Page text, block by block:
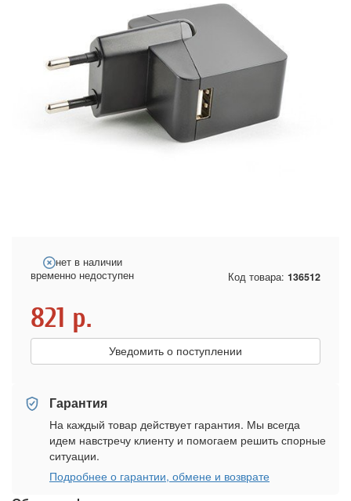
нет в наличии
временно недоступен
Код товара: 136512
821 р.
Уведомить о поступлении
Гарантия
На каждый товар действует гарантия. Мы всегда
идем навстречу клиенту и помогаем решить спорные
ситуации.
Подробнее о гарантии, обмене и возврате